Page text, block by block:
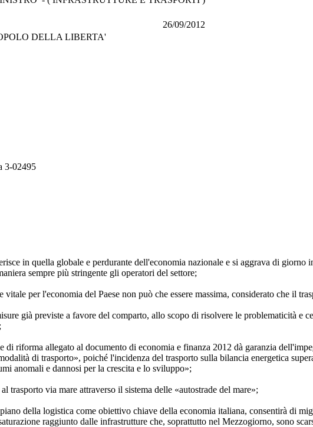
26/09/2012
DELLA LIBERTA'
3-02495
in quella globale e perdurante dell'economia nazionale e si aggrava di giorno
sempre più stringente gli operatori del settore;
vitale per l'economia del Paese non può che essere massima, considerato che il
già previste a favore del comparto, allo scopo di risolvere le problematicità e
riforma allegato al documento di economia e finanza 2012 dà garanzia
di trasporto», poiché l'incidenza del trasporto sulla bilancia energetica
anomali e dannosi per la crescita e lo sviluppo»;
trasporto via mare attraverso il sistema delle «autostrade del mare»;
della logistica come obiettivo chiave della economia italiana, consentirà di
raggiunto dalle infrastrutture che, soprattutto nel Mezzogiorno, sono